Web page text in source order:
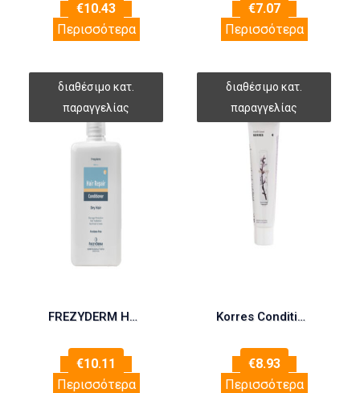
€10.43
Περισσότερα
€7.07
Περισσότερα
FREZYDERM HAIR REPAIR CONDITIONER 200ml
€10.11
Περισσότερα
Korres Conditioner Αμύγδαλο & Λινάρι 200ml (Μαλακτική Μαλλιών)
€8.93
Περισσότερα